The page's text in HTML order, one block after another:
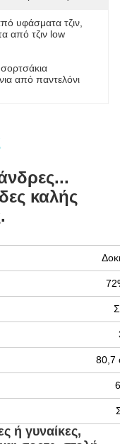
υφάσματα τζιν
από τζιν low
από παντελόνι
καλής
80,7
ή γυναίκες,